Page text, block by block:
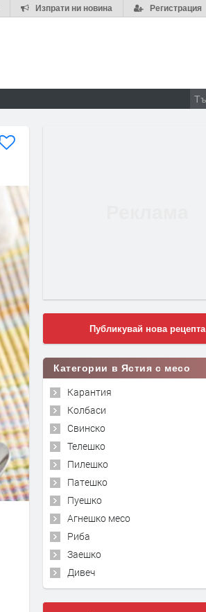
Регистрация
Изпрати ни новина
Публикувай нова рецепта
Категории в Ястия с месо
Карантия
Колбаси
Свинско
Телешко
Пилешко
Патешко
Пуешко
Агнешко месо
Риба
Заешко
Дивеч